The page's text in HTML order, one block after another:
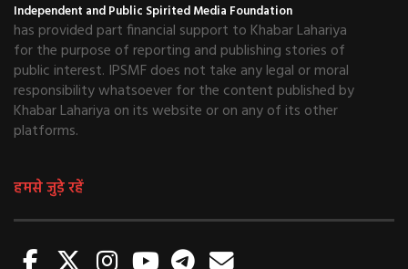
Independent and Public Spirited Media Foundation
has provided part financial support to Khabar Lahariya
for the purpose of reporting and publishing stories of
public interest. IPSMF does not take any legal or moral
responsibility whatsoever for the content published by
Khabar Lahariya on its website or on any of its other
platforms.
हमसे जुड़े रहें